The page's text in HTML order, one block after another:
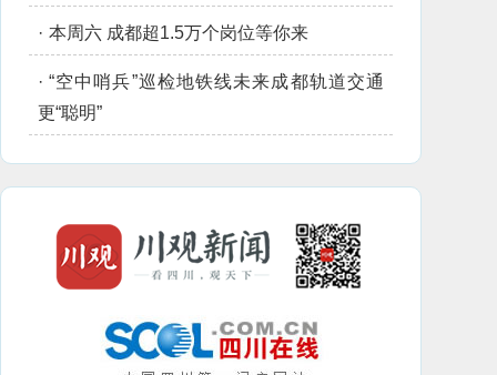
· 本周六 成都超1.5万个岗位等你来
· “空中哨兵”巡检地铁线未来成都轨道交通
更“聪明”